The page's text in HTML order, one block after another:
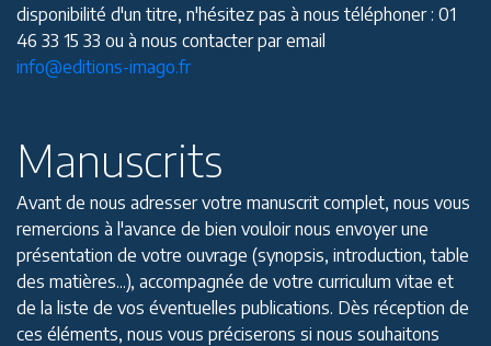
disponibilité d'un titre, n'hésitez pas à nous téléphoner : 01
46 33 15 33 ou à nous contacter par email
info@editions-imago.fr
Manuscrits
Avant de nous adresser votre manuscrit complet, nous vous
remercions à l'avance de bien vouloir nous envoyer une
présentation de votre ouvrage (synopsis, introduction, table
des matières...), accompagnée de votre curriculum vitae et
de la liste de vos éventuelles publications. Dès réception de
ces éléments, nous vous préciserons si nous souhaitons